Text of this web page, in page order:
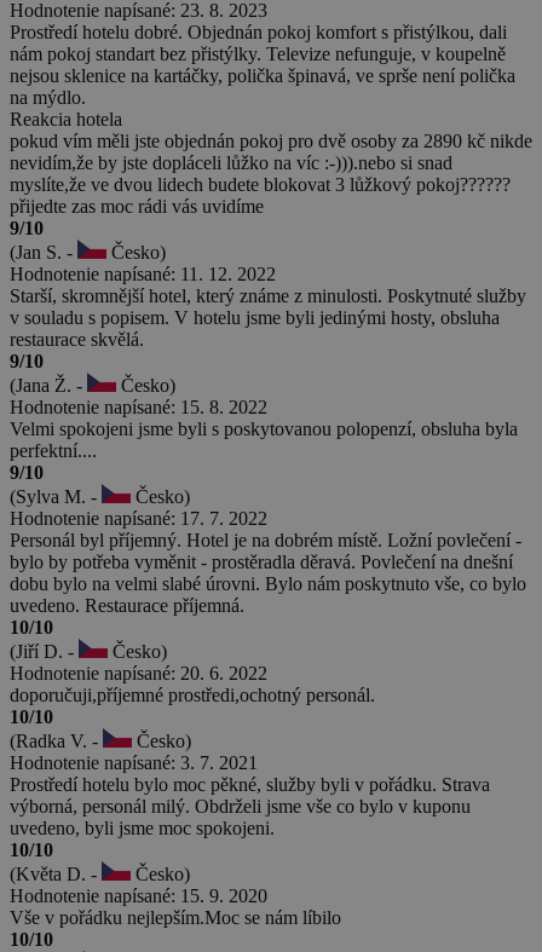
Hodnotenie napísané: 23. 8. 2023
Prostředí hotelu dobré. Objednán pokoj komfort s přistýlkou, dali
nám pokoj standart bez přistýlky. Televize nefunguje, v koupelně
nejsou sklenice na kartáčky, polička špinavá, ve sprše není polička
na mýdlo.
Reakcia hotela
pokud vím měli jste objednán pokoj pro dvě osoby za 2890 kč nikde
nevidím,že by jste dopláceli lůžko na víc :-))).nebo si snad
myslíte,že ve dvou lidech budete blokovat 3 lůžkový pokoj??????
přijedte zas moc rádi vás uvidíme
9/10
(Jan S. -
Česko)
Hodnotenie napísané: 11. 12. 2022
Starší, skromnější hotel, který známe z minulosti. Poskytnuté služby
v souladu s popisem. V hotelu jsme byli jedinými hosty, obsluha
restaurace skvělá.
9/10
(Jana Ž. -
Česko)
Hodnotenie napísané: 15. 8. 2022
Velmi spokojeni jsme byli s poskytovanou polopenzí, obsluha byla
perfektní....
9/10
(Sylva M. -
Česko)
Hodnotenie napísané: 17. 7. 2022
Personál byl příjemný. Hotel je na dobrém místě. Ložní povlečení -
bylo by potřeba vyměnit - prostěradla děravá. Povlečení na dnešní
dobu bylo na velmi slabé úrovni. Bylo nám poskytnuto vše, co bylo
uvedeno. Restaurace příjemná.
10/10
(Jiří D. -
Česko)
Hodnotenie napísané: 20. 6. 2022
doporučuji,příjemné prostředi,ochotný personál.
10/10
(Radka V. -
Česko)
Hodnotenie napísané: 3. 7. 2021
Prostředí hotelu bylo moc pěkné, služby byli v pořádku. Strava
výborná, personál milý. Obdrželi jsme vše co bylo v kuponu
uvedeno, byli jsme moc spokojeni.
10/10
(Květa D. -
Česko)
Hodnotenie napísané: 15. 9. 2020
Vše v pořádku nejlepším.Moc se nám líbilo
10/10